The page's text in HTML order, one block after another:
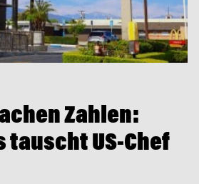
Zahlen:
tauscht US-Chef